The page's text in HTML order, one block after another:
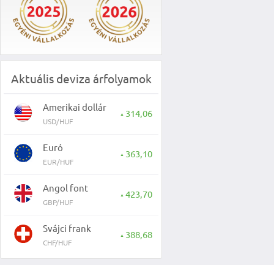
Aktuális deviza árfolyamok
Amerikai dollár
USD/HUF
▲ 314,06
Euró
EUR/HUF
▲ 363,10
Angol font
GBP/HUF
▲ 423,70
Svájci frank
CHF/HUF
▲ 388,68